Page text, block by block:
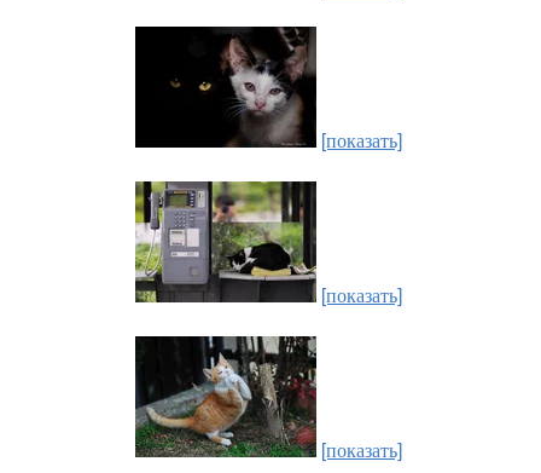
[показать]
[показать]
[показать]